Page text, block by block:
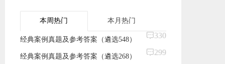
本周热门 本月热门
​经典案例真题及参考答案（遴选548）
330
​经典案例真题及参考答案（遴选268）
299